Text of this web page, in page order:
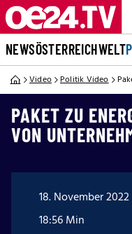
NEWSÖSTERREICHWELT
Video Politik Video
PAKET ZU
VON
18. November
18:56 Min